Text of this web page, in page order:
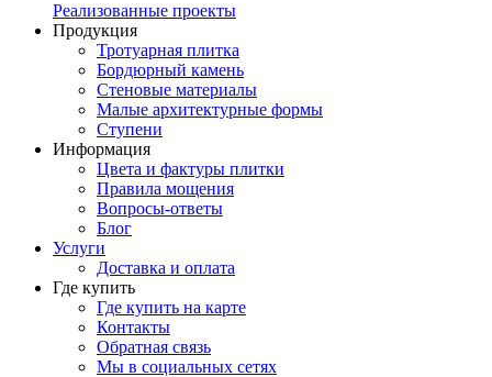
Реализованные проекты
Продукция
Тротуарная плитка
Бордюрный камень
Стеновые материалы
Малые архитектурные формы
Ступени
Информация
Цвета и фактуры плитки
Правила мощения
Вопросы-ответы
Блог
Услуги
Доставка и оплата
Где купить
Где купить на карте
Контакты
Обратная связь
Мы в социальных сетях